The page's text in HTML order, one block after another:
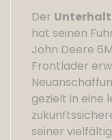
Der
hat seinen
John Deere
Frontlader
gezielt in eine
seiner